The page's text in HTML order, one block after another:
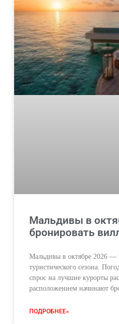
Мальдивы в
бронировать
Мальдивы в октябре 2026 —
туристического сезона.
спрос на лучшие курорты
расположением начинают
ПОДРОБНЕЕ»